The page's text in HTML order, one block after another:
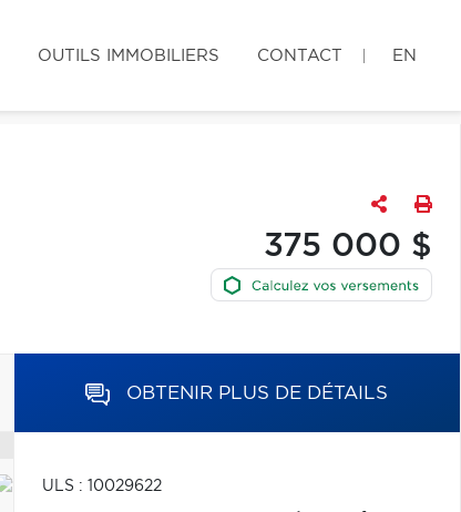
OUTILS IMMOBILIERS CONTACT EN
375 000 $
OBTENIR PLUS DE DÉTAILS
ULS : 10029622